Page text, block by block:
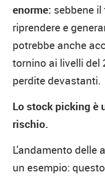
enorme: sebbene
riprendere e
potrebbe anche
tornino ai livelli del
perdite devastanti.
Lo stock picking è
rischio.
L'andamento delle
un esempio: